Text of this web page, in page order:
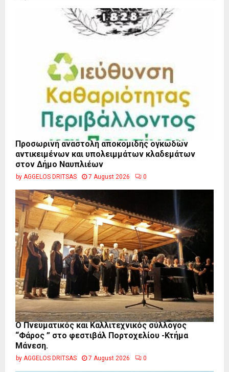
Προσωρινή αναστολή αποκομιδής ογκωδών
αντικειμένων και υπολειμμάτων κλαδεμάτων
στον Δήμο Ναυπλιέων
by AGGELOS DRITSAS 7 August 2026 0
Ο Πνευματικός και Καλλιτεχνικός σύλλογος
“Φάρος ” στο φεστιβάλ Πορτοχελίου -Κτήμα
Μάνεση.
by AGGELOS DRITSAS 7 August 2026 0